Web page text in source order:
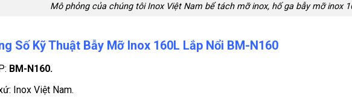
Mô phỏng của chúng tôi Inox Việt Nam bể tách mỡ inox, hố ga bẫy mỡ inox
Số Kỹ Thuật Bẫy Mỡ Inox 160L Lắp Nổi BM-N160
BM-N160.
Inox Việt Nam.